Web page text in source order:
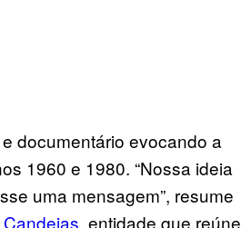
documentário evocando a
1960 e 1980. “Nossa ideia
uma mensagem”, resume
, entidade que reúne